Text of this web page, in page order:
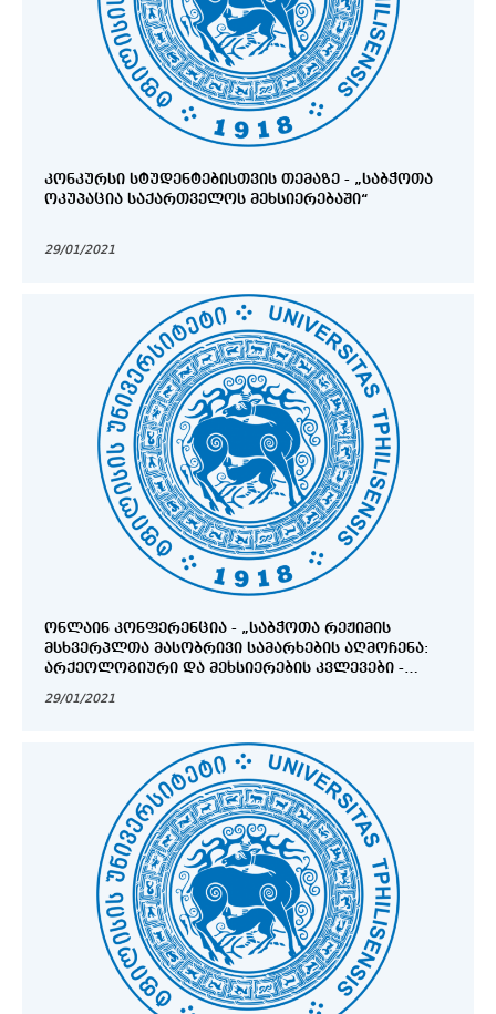
ᲙᲝᲜᲙᲣᲠᲡᲘ ᲡᲢᲣᲓᲔᲜᲢᲔᲑᲘᲡᲗᲕᲘᲡ ᲗᲔᲛᲐᲖᲔ - „ᲡᲐᲑᲭᲝᲗᲐ
ᲝᲙᲣᲞᲐᲪᲘᲐ ᲡᲐᲥᲐᲠᲗᲕᲔᲚᲝᲡ ᲛᲔᲮᲡᲘᲔᲠᲔᲑᲐᲨᲘ“
29/01/2021
ᲝᲜᲚᲐᲘᲜ ᲙᲝᲜᲤᲔᲠᲔᲜᲪᲘᲐ - „ᲡᲐᲑᲭᲝᲗᲐ ᲠᲔᲟᲘᲛᲘᲡ
ᲛᲡᲮᲕᲔᲠᲞᲚᲗᲐ ᲛᲐᲡᲝᲑᲠᲘᲕᲘ ᲡᲐᲛᲐᲠᲮᲔᲑᲘᲡ ᲐᲦᲛᲝᲩᲔᲜᲐ:
ᲐᲠᲥᲔᲝᲚᲝᲒᲘᲣᲠᲘ ᲓᲐ ᲛᲔᲮᲡᲘᲔᲠᲔᲑᲘᲡ ᲙᲕᲚᲔᲕᲔᲑᲘ -
29/01/2021